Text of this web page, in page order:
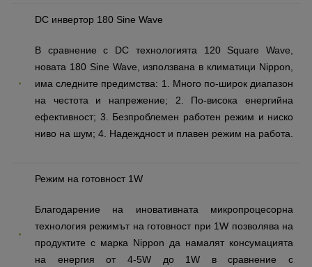
DC инвертор 180 Sine Wave
В сравнение с DC технологията 120 Square Wave,
новата 180 Sine Wave, използвана в климатици Nippon,
има следните предимства: 1. Много по-широк диапазон
на честота и напрежение; 2. По-висока енергийна
ефективност; 3. Безпроблемен работен режим и ниско
ниво на шум; 4. Надеждност и плавен режим на работа.
Режим на готовност 1W
Благодарение на иновативната микропроцесорна
технология режимът на готовност при 1W позволява на
продуктите с марка Nippon да намалят консумацията
на енергия от 4-5W до 1W в сравнение с